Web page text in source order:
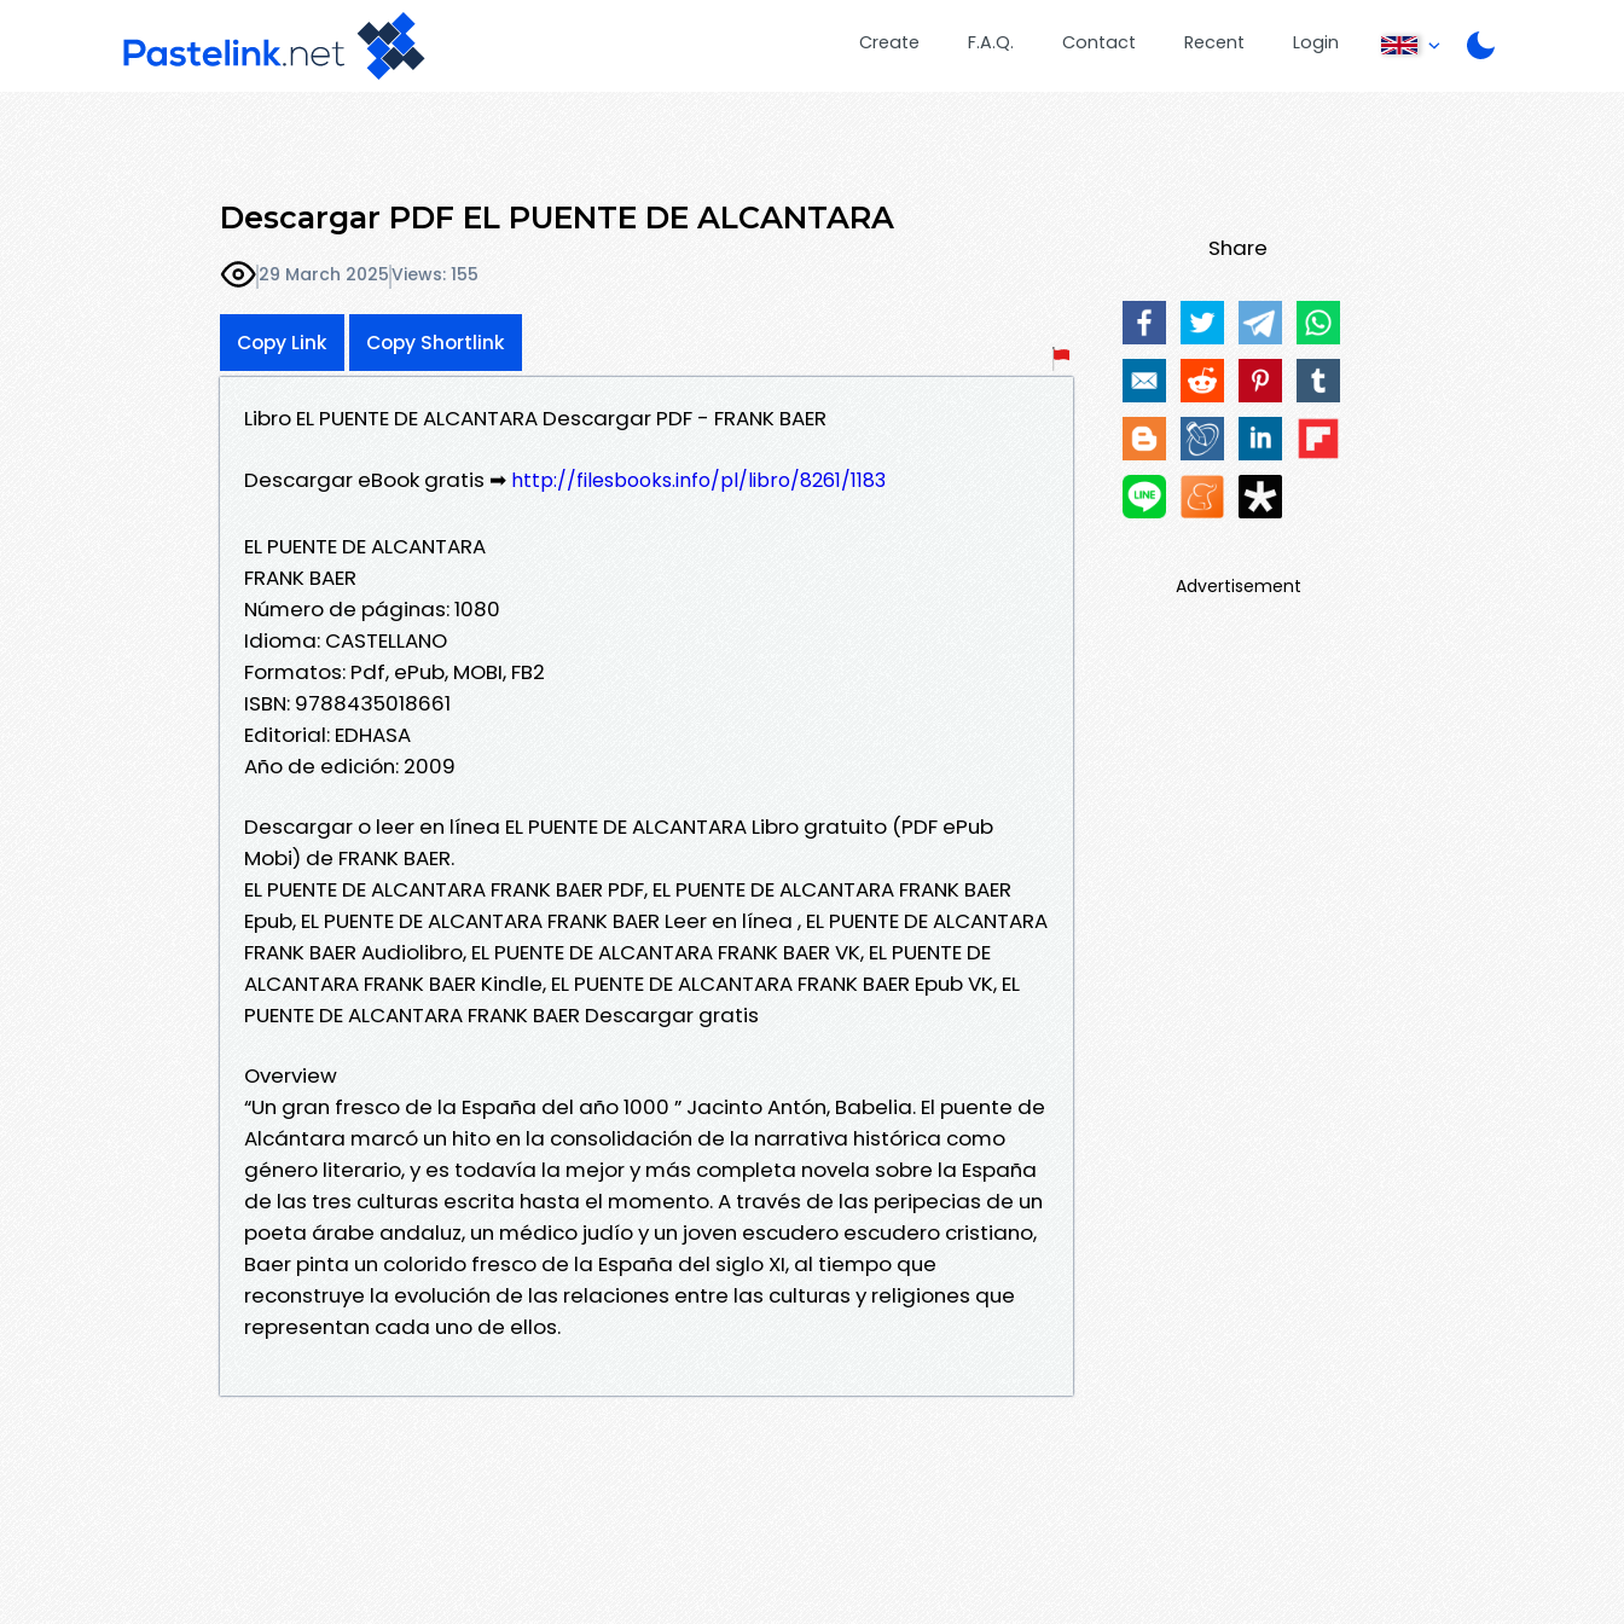
Create F.A.Q. Contact Recent Login
Descargar PDF EL PUENTE DE ALCANTARA
29 March 2025Views: 155
Copy Link Copy Shortlink
Libro EL PUENTE DE ALCANTARA Descargar PDF - FRANK BAER
Descargar eBook gratis ➡ http://filesbooks.info/pl/libro/8261/1183
EL PUENTE DE ALCANTARA
FRANK BAER
Número de páginas: 1080
Idioma: CASTELLANO
Formatos: Pdf, ePub, MOBI, FB2
ISBN: 9788435018661
Editorial: EDHASA
Año de edición: 2009
Descargar o leer en línea EL PUENTE DE ALCANTARA Libro gratuito (PDF ePub
Mobi) de FRANK BAER.
EL PUENTE DE ALCANTARA FRANK BAER PDF, EL PUENTE DE ALCANTARA FRANK BAER
Epub, EL PUENTE DE ALCANTARA FRANK BAER Leer en línea , EL PUENTE DE ALCANTARA
FRANK BAER Audiolibro, EL PUENTE DE ALCANTARA FRANK BAER VK, EL PUENTE DE
ALCANTARA FRANK BAER Kindle, EL PUENTE DE ALCANTARA FRANK BAER Epub VK, EL
PUENTE DE ALCANTARA FRANK BAER Descargar gratis
Overview
“Un gran fresco de la España del año 1000 ” Jacinto Antón, Babelia. El puente de
Alcántara marcó un hito en la consolidación de la narrativa histórica como
género literario, y es todavía la mejor y más completa novela sobre la España
de las tres culturas escrita hasta el momento. A través de las peripecias de un
poeta árabe andaluz, un médico judío y un joven escudero escudero cristiano,
Baer pinta un colorido fresco de la España del siglo XI, al tiempo que
reconstruye la evolución de las relaciones entre las culturas y religiones que
representan cada uno de ellos.
Share
Advertisement